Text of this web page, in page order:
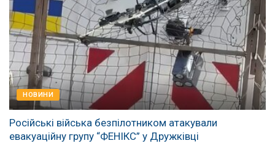
НОВИНИ
Російські війська безпілотником атакували
евакуаційну групу “ФЕНІКС” у Дружківці